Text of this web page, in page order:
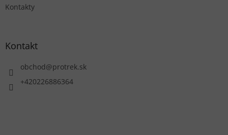
Kontakty
Kontakt
obchod@protrek.sk
+420226886364